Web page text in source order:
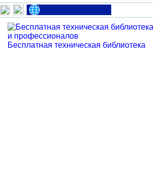
Бесплатная техническая библиотека